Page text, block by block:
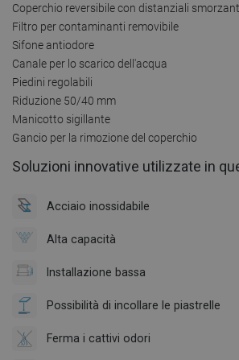
Coperchio reversibile con distanziali
Filtro per contaminanti removibile
Sifone antiodore
Canale per lo scarico dell'acqua
Piedini regolabili
Riduzione 50/40 mm
Manicotto sigillante
Gancio per la rimozione del coperchio
Soluzioni innovative utilizzate in
Acciaio inossidabile
Alta capacità
Installazione bassa
Possibilità di incollare le piastrelle
Ferma i cattivi odori